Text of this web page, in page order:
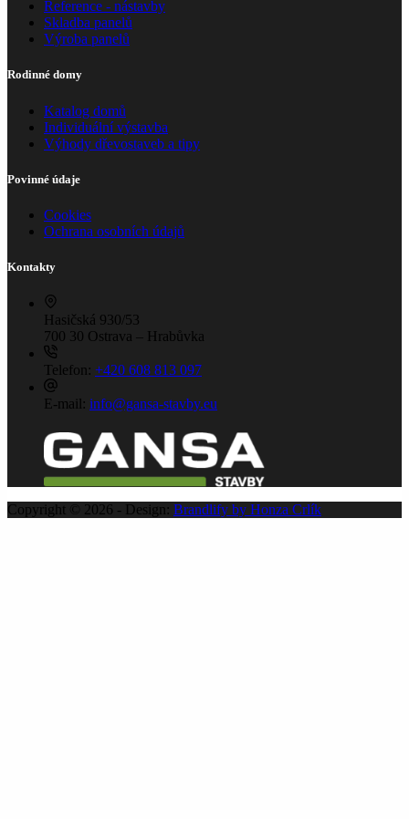
Reference - nástavby
Skladba panelů
Výroba panelů
Rodinné domy
Katalog domů
Individuální výstavba
Výhody dřevostaveb a tipy
Povinné údaje
Cookies
Ochrana osobních údajů
Kontakty
Hasičská 930/53
700 30 Ostrava – Hrabůvka
Telefon: +420 608 813 097
E-mail: info@gansa-stavby.eu
Copyright © 2026 - Design: Brandlify by Honza Crlík